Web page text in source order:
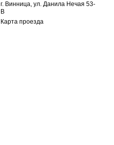
г. Винница, ул. Данила Нечая 53-
В
Карта проезда